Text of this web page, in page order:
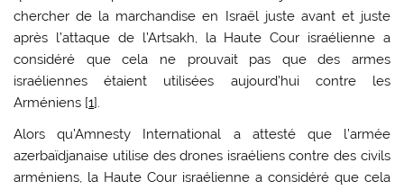
chercher de la marchandise en Israël juste avant et juste
après l’attaque de l’Artsakh, la Haute Cour israélienne a
considéré que cela ne prouvait pas que des armes
israéliennes étaient utilisées aujourd’hui contre les
Arméniens [1].
Alors qu’Amnesty International a attesté que l’armée
azerbaïdjanaise utilise des drones israéliens contre des civils
arméniens, la Haute Cour israélienne a considéré que cela